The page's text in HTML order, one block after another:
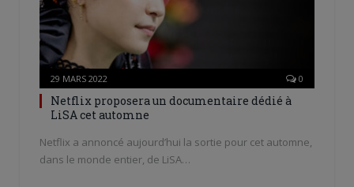
29 MARS 2022 0
Netflix proposera un documentaire dédié à
LiSA cet automne
Netflix a annoncé aujourd’hui la sortie pour cet automne,
dans le monde entier, de LiSA…